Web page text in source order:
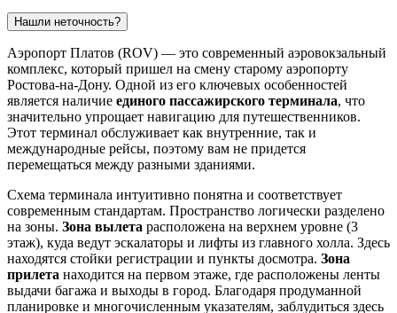
Нашли неточность?
Аэропорт Платов (ROV) — это современный аэровокзальный
комплекс, который пришел на смену старому аэропорту
Ростова-на-Дону. Одной из его ключевых особенностей
является наличие единого пассажирского терминала, что
значительно упрощает навигацию для путешественников.
Этот терминал обслуживает как внутренние, так и
международные рейсы, поэтому вам не придется
перемещаться между разными зданиями.
Схема терминала интуитивно понятна и соответствует
современным стандартам. Пространство логически разделено
на зоны. Зона вылета расположена на верхнем уровне (3
этаж), куда ведут эскалаторы и лифты из главного холла. Здесь
находятся стойки регистрации и пункты досмотра. Зона
прилета находится на первом этаже, где расположены ленты
выдачи багажа и выходы в город. Благодаря продуманной
планировке и многочисленным указателям, заблудиться здесь